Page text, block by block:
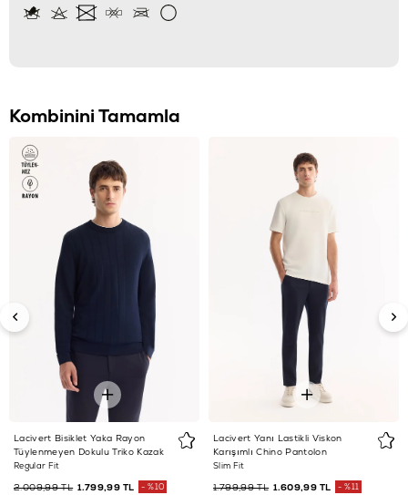
Kombinini Tamamla
Lacivert Bisiklet Yaka Rayon
Tüylenmeyen Dokulu Triko Kazak
Regular Fit
1.799,99 TL
2.009,99 TL %10
Lacivert Yanı Lastikli Viskon
Karışımlı Chino Pantolon
Slim Fit
1.609,99 TL
1.799,99 TL %11